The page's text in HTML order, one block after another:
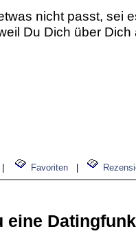
nicht passt, sei
Du Dich über Dich
Favoriten
eine